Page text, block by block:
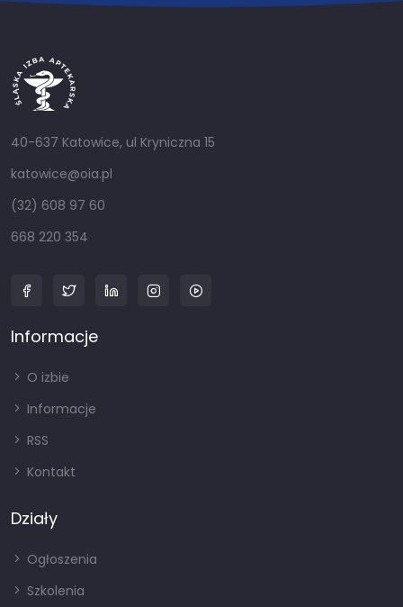
40-637 Katowice, ul Kryniczna 15
katowice@oia.pl
(32) 608 97 60
668 220 354
Informacje
O izbie
Informacje
RSS
Kontakt
Działy
Ogłoszenia
Szkolenia